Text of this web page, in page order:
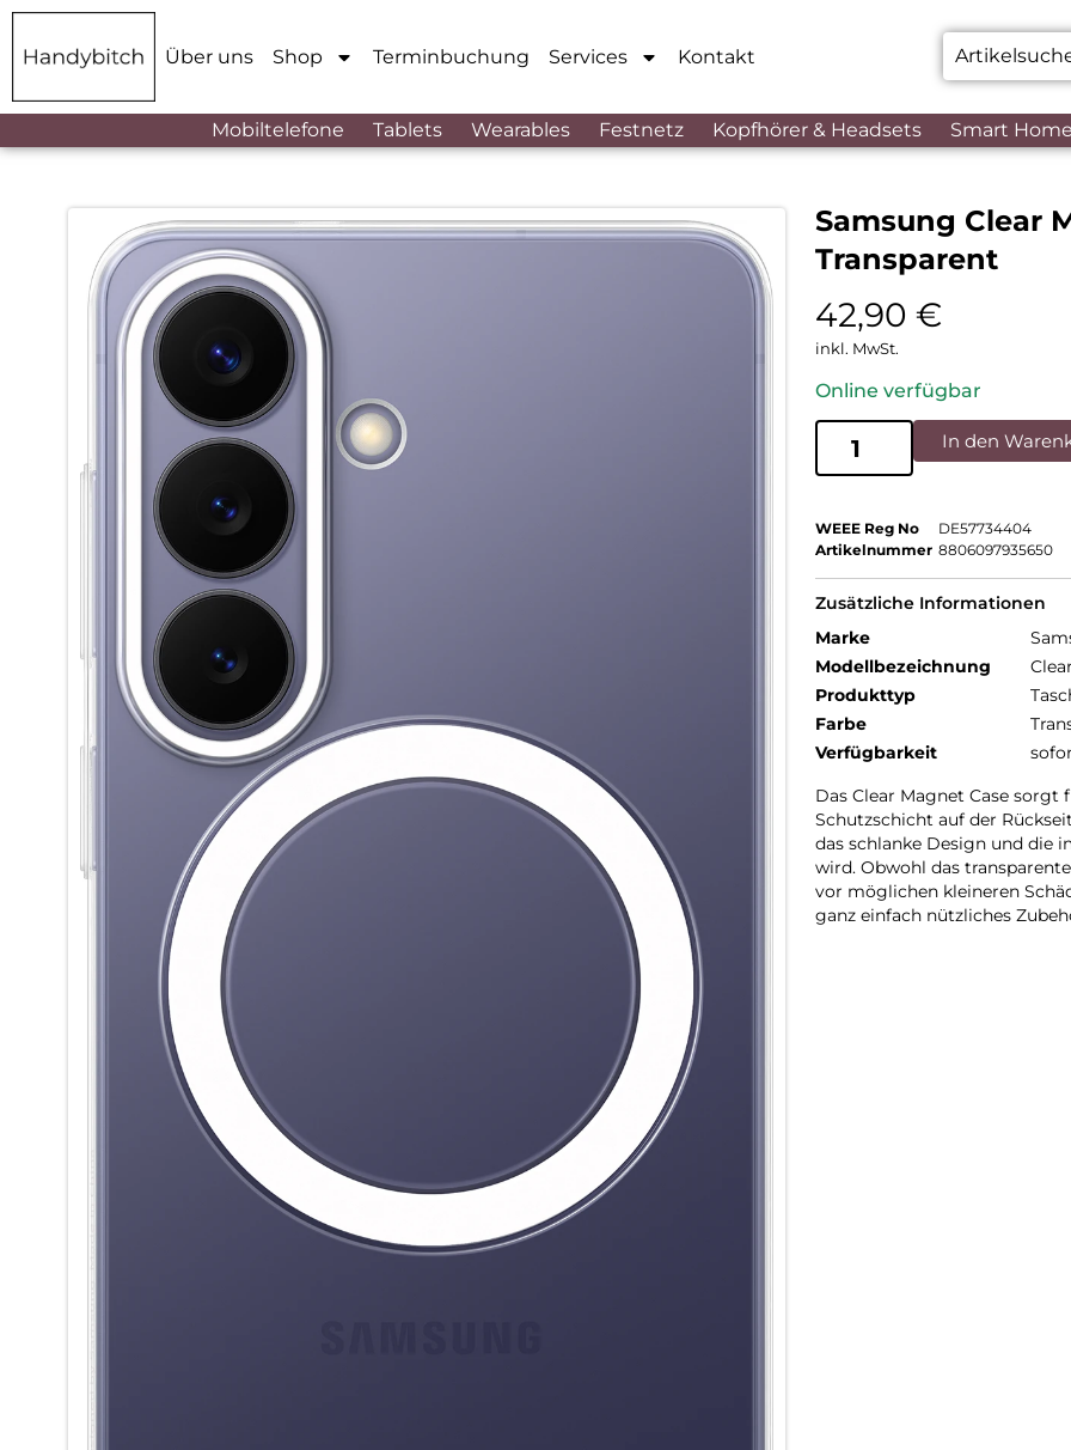
Über uns Shop Terminbuchung Services Kontakt
Mobiltelefone Tablets Wearables Festnetz Kopfhörer & Headsets Smart
Samsung Clear
Transparent
42,90 €
inkl. MwSt.
Online verfügbar
In den
WEEE Reg No
DE57734404
Artikelnummer 8806097935650
Zusätzliche Informationen
Marke
Modellbezeichnung
Produkttyp
Farbe
Verfügbarkeit
Das Clear Magnet Case
Schutzschicht auf der
das schlanke Design und die
wird. Obwohl das
vor möglichen kleineren
ganz einfach nützliches